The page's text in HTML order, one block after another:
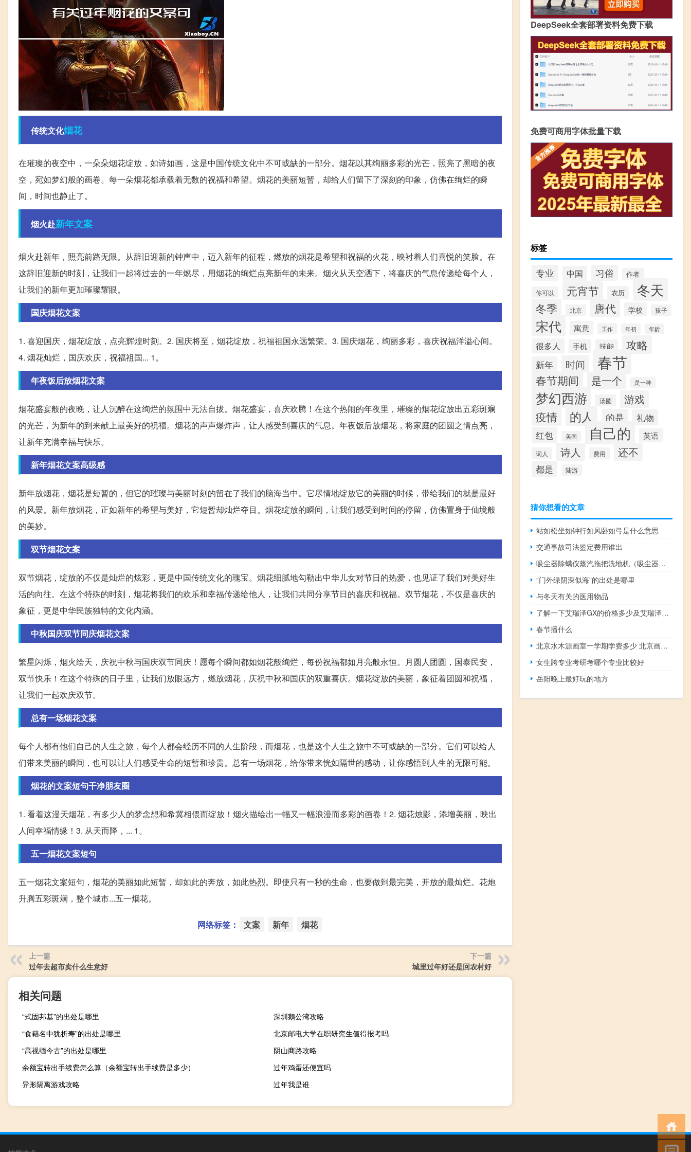
传统文化烟花
在璀璨的夜空中，一朵朵烟花绽放，如诗如画，这是中国传统文化中不可或缺的一部分。烟花以其绚丽多彩的光芒，照亮了黑暗的夜
空，宛如梦幻般的画卷。每一朵烟花都承载着无数的祝福和希望。烟花的美丽短暂，却给人们留下了深刻的印象，仿佛在绚烂的瞬
间，时间也静止了。
烟火赴新年文案
烟火赴新年，照亮前路无限。从辞旧迎新的钟声中，迈入新年的征程，燃放的烟花是希望和祝福的火花，映衬着人们喜悦的笑脸。在
这辞旧迎新的时刻，让我们一起将过去的一年燃尽，用烟花的绚烂点亮新年的未来。烟火从天空洒下，将喜庆的气息传递给每个人，
让我们的新年更加璀璨耀眼。
国庆烟花文案
1. 喜迎国庆，烟花绽放，点亮辉煌时刻。2. 国庆将至，烟花绽放，祝福祖国永远繁荣。3. 国庆烟花，绚丽多彩，喜庆祝福洋溢心间。
4. 烟花灿烂，国庆欢庆，祝福祖国... 1。
年夜饭后放烟花文案
烟花盛宴般的夜晚，让人沉醉在这绚烂的氛围中无法自拔。烟花盛宴，喜庆欢腾！在这个热闹的年夜里，璀璨的烟花绽放出五彩斑斓
的光芒，为新年的到来献上最美好的祝福。烟花的声声爆炸声，让人感受到喜庆的气息。年夜饭后放烟花，将家庭的团圆之情点亮，
让新年充满幸福与快乐。
新年烟花文案高级感
新年放烟花，烟花是短暂的，但它的璀璨与美丽时刻的留在了我们的脑海当中。它尽情地绽放它的美丽的时候，带给我们的就是最好
的风景。新年放烟花，正如新年的希望与美好，它短暂却灿烂夺目。烟花绽放的瞬间，让我们感受到时间的停留，仿佛置身于仙境般
的美妙。
双节烟花文案
双节烟花，绽放的不仅是灿烂的炫彩，更是中国传统文化的瑰宝。烟花细腻地勾勒出中华儿女对节日的热爱，也见证了我们对美好生
活的向往。在这个特殊的时刻，烟花将我们的欢乐和幸福传递给他人，让我们共同分享节日的喜庆和祝福。双节烟花，不仅是喜庆的
象征，更是中华民族独特的文化内涵。
中秋国庆双节同庆烟花文案
繁星闪烁，烟火绘天，庆祝中秋与国庆双节同庆！愿每个瞬间都如烟花般绚烂，每份祝福都如月亮般永恒。月圆人团圆，国泰民安，
双节快乐！在这个特殊的日子里，让我们放眼远方，燃放烟花，庆祝中秋和国庆的双重喜庆。烟花绽放的美丽，象征着团圆和祝福，
让我们一起欢庆双节。
总有一场烟花文案
每个人都有他们自己的人生之旅，每个人都会经历不同的人生阶段，而烟花，也是这个人生之旅中不可或缺的一部分。它们可以给人
们带来美丽的瞬间，也可以让人们感受生命的短暂和珍贵。总有一场烟花，给你带来恍如隔世的感动，让你感悟到人生的无限可能。
烟花的文案短句干净朋友圈
1. 看着这漫天烟花，有多少人的梦念想和希冀相偎而绽放！烟火描绘出一幅又一幅浪漫而多彩的画卷！2. 烟花烛影，添增美丽，映出
人间幸福情缘！3. 从天而降，... 1。
五一烟花文案短句
五一烟花文案短句，烟花的美丽如此短暂，却如此的奔放，如此热烈。即使只有一秒的生命，也要做到最完美，开放的最灿烂。花炮
升腾五彩斑斓，整个城市...五一烟花。
网络标签： 文案 新年 烟花
上一篇
过年去超市卖什么生意好
下一篇
城里过年好还是回农村好
相关问题
“式固邦基”的出处是哪里
深圳鹅公湾攻略
“食籍名中犹折寿”的出处是哪里
北京邮电大学在职研究生值得报考吗
“高视缅今古”的出处是哪里
阴山商路攻略
余额宝转出手续费怎么算（余额宝转出手续费是多少）
过年鸡蛋还便宜吗
异形隔离游戏攻略
过年我是谁
DeepSeek全套部署资料免费下载
免费可商用字体批量下载
标签
专业 中国 习俗 作者
你可以 元宵节 农历 冬天
冬季 北京 唐代 学校 孩子
宋代 寓意 工作 年初 年龄
很多人 手机 技能 攻略
新年 时间 春节
春节期间 是一个 是一种
梦幻西游 汤圆 游戏
疫情 的人 的是
礼物
红包
美国 自己的 英语
词人 诗人 费用 还不
都是 陆游
猜你想看的文章
站如松坐如钟行如风卧如弓是什么意思
交通事故司法鉴定费用谁出
吸尘器除螨仪蒸汽拖把洗地机（吸尘器简介）
“门外绿阴深似海”的出处是哪里
与冬天有关的医用物品
了解一下艾瑞泽GX的价格多少及艾瑞泽GX配置怎么样
春节播什么
北京水木源画室一学期学费多少 北京画室集训多少钱
女生跨专业考研考哪个专业比较好
岳阳晚上最好玩的地方